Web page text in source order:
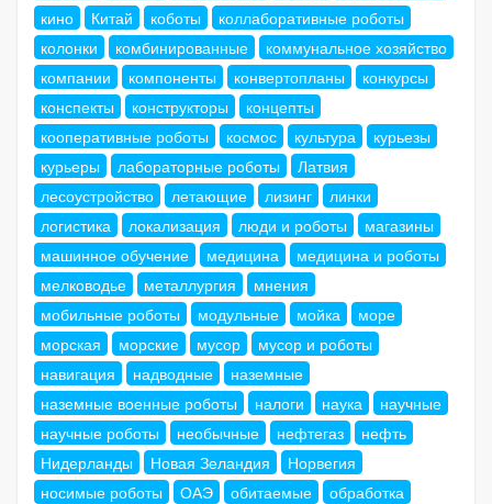
кино
Китай коботы
коллаборативные роботы
колонки
комбинированные
коммунальное хозяйство
компании
компоненты конвертопланы
конкурсы
конспекты
конструкторы
концепты
кооперативные роботы
космос культура
курьезы
курьеры
лабораторные роботы
Латвия
лесоустройство
летающие лизинг
линки
логистика
локализация люди и роботы
магазины
машинное обучение
медицина
медицина и роботы
мелководье
металлургия
мнения
мобильные роботы
модульные мойка
море
морская
морские мусор
мусор и роботы
навигация
надводные
наземные
наземные военные роботы
налоги наука
научные
научные роботы
необычные нефтегаз
нефть
Нидерланды
Новая Зеландия
Норвегия
носимые роботы
ОАЭ обитаемые
обработка